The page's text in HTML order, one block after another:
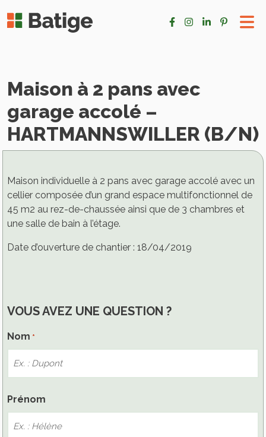
Maison à 2 pans avec
garage accolé –
HARTMANNSWILLER (B/N)
Maison individuelle à 2 pans avec garage accolé avec un
cellier composée d’un grand espace multifonctionnel de
45 m2 au rez-de-chaussée ainsi que de 3 chambres et
une salle de bain à l’étage.
Date d’ouverture de chantier : 18/04/2019
VOUS AVEZ UNE QUESTION ?
Nom *
Prénom